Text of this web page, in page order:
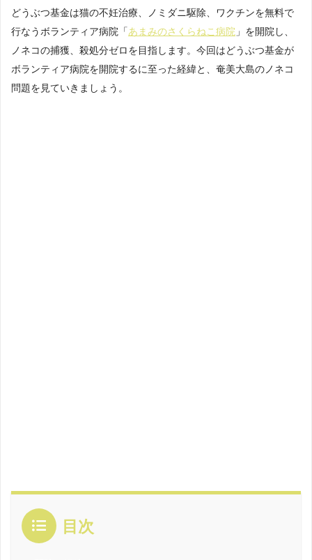
どうぶつ基金は猫の不妊治療、ノミダニ駆除、ワクチンを無料で
行なうボランティア病院「あまみのさくらねこ病院 」を開院し、
ノネコの捕獲、殺処分ゼロを目指します。今回はどうぶつ基金が
ボランティア病院を開院するに至った経緯と、奄美大島のノネコ
問題を見ていきましょう。
目次